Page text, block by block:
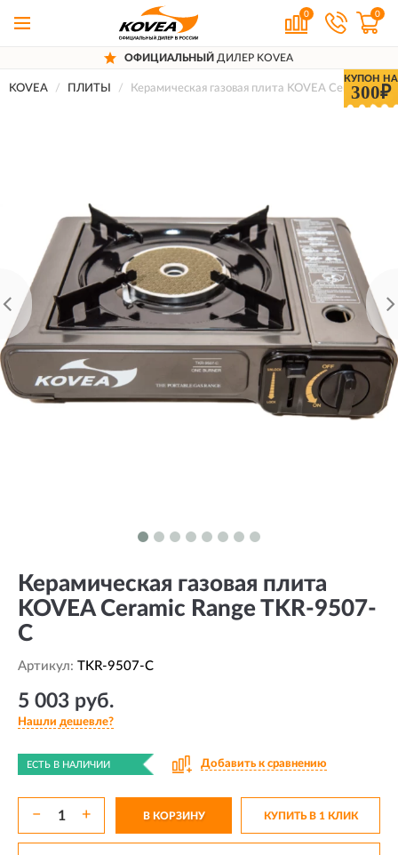
0 0
ОФИЦИАЛЬНЫЙ ДИЛЕР KOVEA
КУПОН НА
300₽
KOVEA ПЛИТЫ Керамическая газовая плита KOVEA Ceramic
Керамическая газовая плита
KOVEA Ceramic Range TKR-9507-
C
Артикул: TKR-9507-C
5 003 руб.
Нашли дешевле?
ЕСТЬ В НАЛИЧИИ Добавить к сравнению
− + В КОРЗИНУ КУПИТЬ В 1 КЛИК